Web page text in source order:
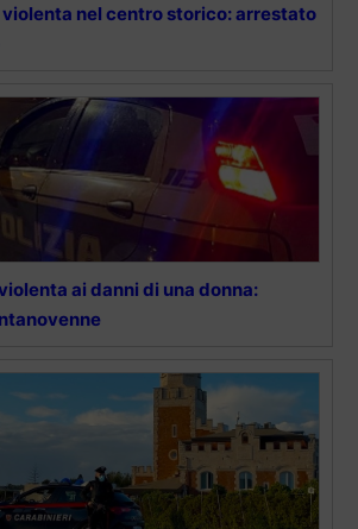
violenta nel centro storico: arrestato
ai danni di una donna: